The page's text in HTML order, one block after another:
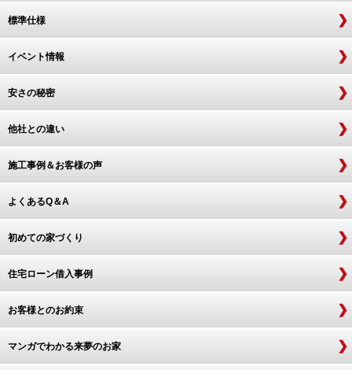
標準仕様
イベント情報
安さの秘密
他社との違い
施工事例＆お客様の声
よくあるQ＆A
初めての家づくり
住宅ローン借入事例
お客様とのお約束
マンガでわかる来夢のお家